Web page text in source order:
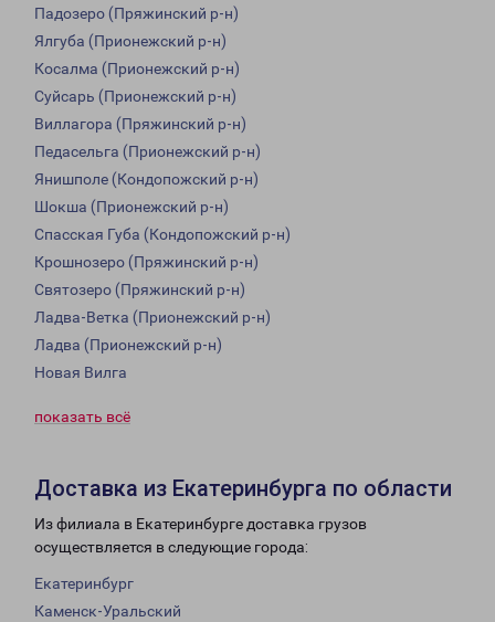
Падозеро (Пряжинский р-н)
Ялгуба (Прионежский р-н)
Косалма (Прионежский р-н)
Суйсарь (Прионежский р-н)
Виллагора (Пряжинский р-н)
Педасельга (Прионежский р-н)
Янишполе (Кондопожский р-н)
Шокша (Прионежский р-н)
Спасская Губа (Кондопожский р-н)
Крошнозеро (Пряжинский р-н)
Святозеро (Пряжинский р-н)
Ладва-Ветка (Прионежский р-н)
Ладва (Прионежский р-н)
Новая Вилга
показать всё
Доставка из Екатеринбурга по области
Из филиала в Екатеринбурге доставка грузов
осуществляется в следующие города:
Екатеринбург
Каменск-Уральский